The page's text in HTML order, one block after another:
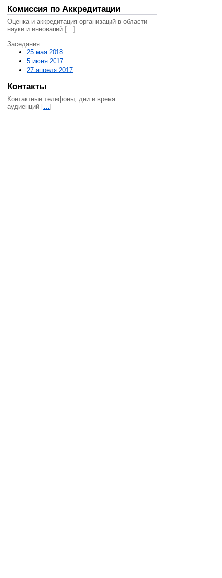
Комиссия по Аккредитации
Оценка и аккредитация организаций в области
науки и инноваций […]
Заседания:
25 мая 2018
5 июня 2017
27 апреля 2017
Контакты
Контактные телефоны, дни и время
аудиенций […]